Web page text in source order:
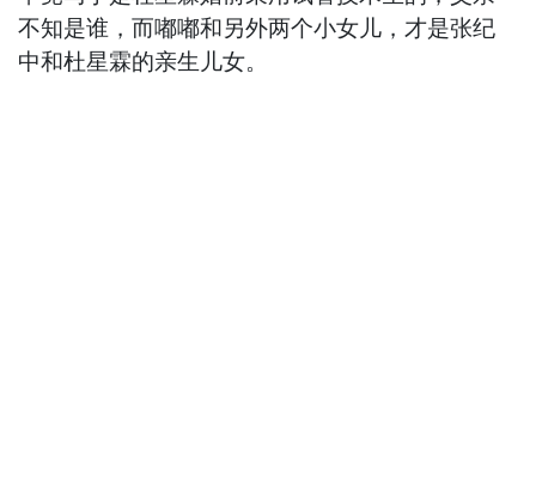
不知是谁，而嘟嘟和另外两个小女儿，才是张纪
中和杜星霖的亲生儿女。